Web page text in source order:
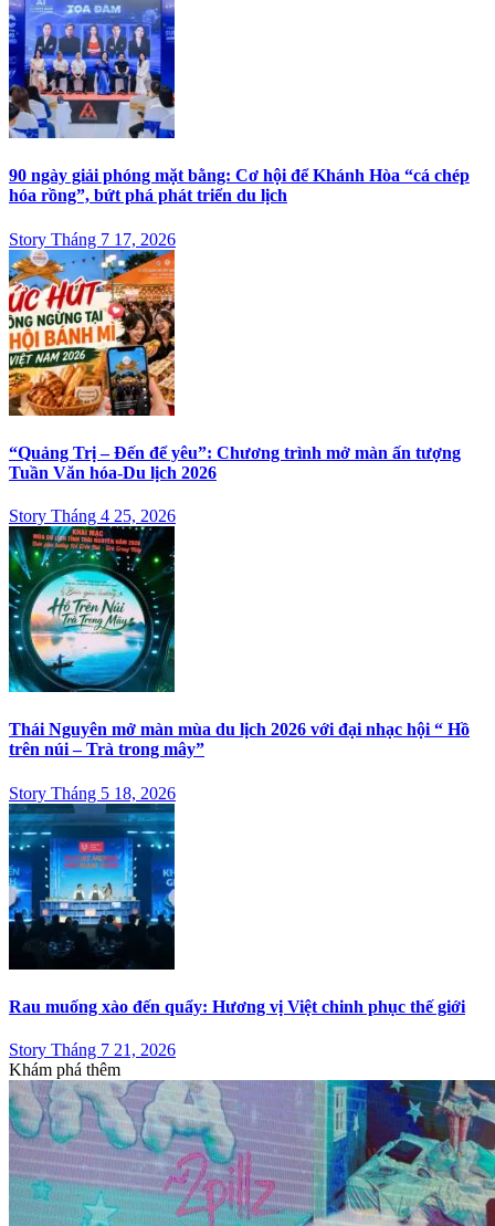
90 ngày giải phóng mặt bằng: Cơ hội để Khánh Hòa “cá chép
hóa rồng”, bứt phá phát triển du lịch
Story Tháng 7 17, 2026
“Quảng Trị – Đến để yêu”: Chương trình mở màn ấn tượng
Tuần Văn hóa-Du lịch 2026
Story Tháng 4 25, 2026
Thái Nguyên mở màn mùa du lịch 2026 với đại nhạc hội “ Hồ
trên núi – Trà trong mây”
Story Tháng 5 18, 2026
Rau muống xào đến quẩy: Hương vị Việt chinh phục thế giới
Story Tháng 7 21, 2026
Khám phá thêm